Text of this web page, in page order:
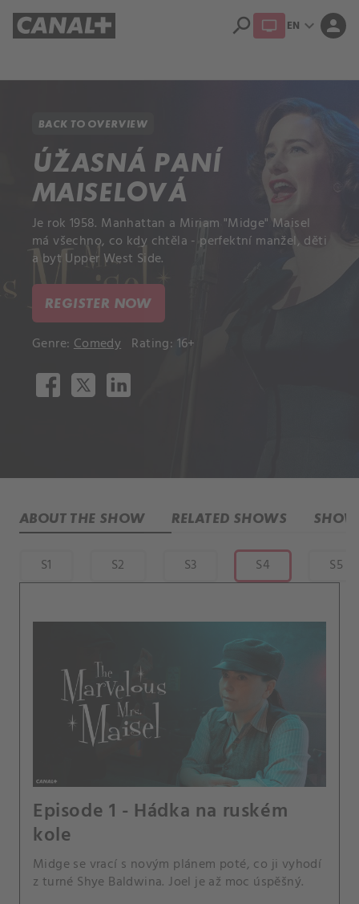
search EN expand_more person
BACK TO OVERVIEW
ÚŽASNÁ PANÍ
MAISELOVÁ
Je rok 1958. Manhattan a Miriam "Midge" Maisel
má všechno, co kdy chtěla - perfektní manžel, děti
a byt Upper West Side.
REGISTER NOW
Genre: Comedy Rating: 16+
ABOUT THE SHOW RELATED SHOWS
S1 S2 S3 S4 S5
Episode 1 - Hádka na ruském
kole
Midge se vrací s novým plánem poté, co ji vyhodí
z turné Shye Baldwina. Joel je až moc úspěšný.